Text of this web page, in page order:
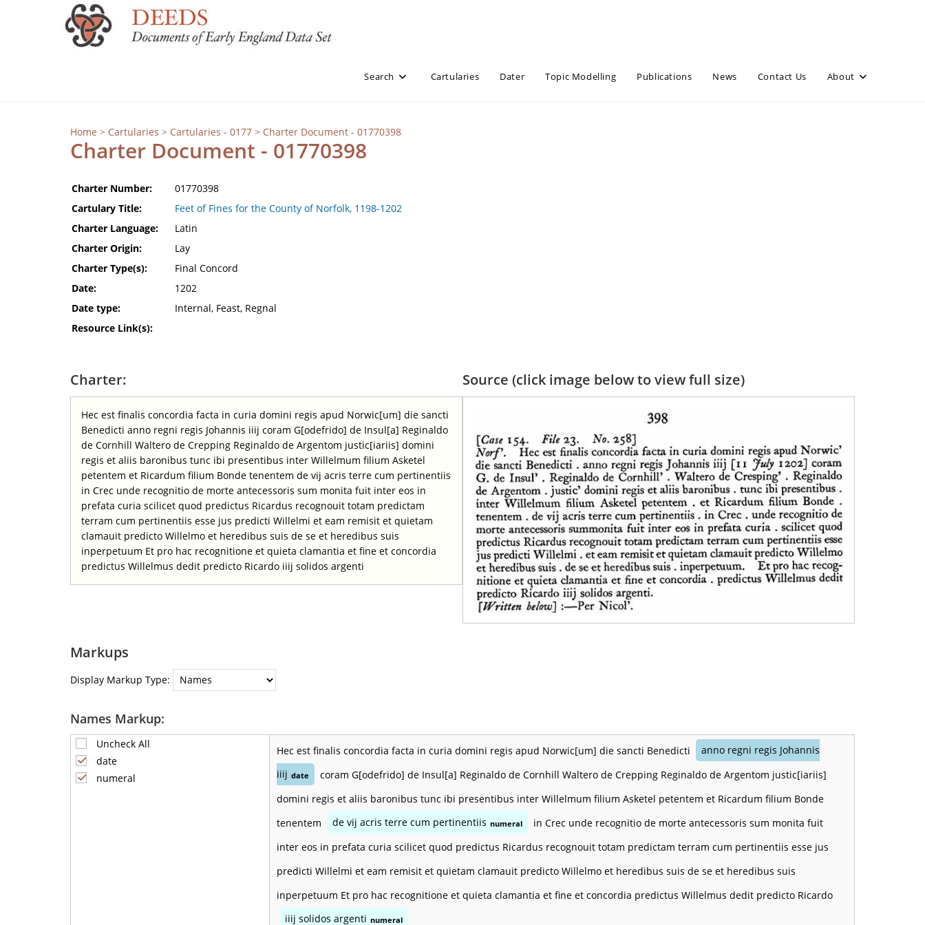
Search Cartularies Dater Topic Modelling Publications News Contact Us About
Home > Cartularies > Cartularies - 0177 > Charter Document - 01770398
Charter Document - 01770398
Charter Number:
01770398
Cartulary Title:
Feet of Fines for the County of Norfolk, 1198-1202
Charter Language:
Latin
Charter Origin:
Lay
Charter Type(s):
Final Concord
Date:
1202
Date type:
Internal, Feast, Regnal
Resource Link(s):
Charter:
Hec est finalis concordia facta in curia domini regis apud Norwic[um] die sancti
Benedicti anno regni regis Johannis iiij coram G[odefrido] de Insul[a] Reginaldo
de Cornhill Waltero de Crepping Reginaldo de Argentom justic[iariis] domini
regis et aliis baronibus tunc ibi presentibus inter Willelmum filium Asketel
petentem et Ricardum filium Bonde tenentem de vij acris terre cum pertinentiis
in Crec unde recognitio de morte antecessoris sum monita fuit inter eos in
prefata curia scilicet quod predictus Ricardus recognouit totam predictam
terram cum pertinentiis esse jus predicti Willelmi et eam remisit et quietam
clamauit predicto Willelmo et heredibus suis de se et heredibus suis
inperpetuum Et pro hac recognitione et quieta clamantia et fine et concordia
predictus Willelmus dedit predicto Ricardo iiij solidos argenti
Source (click image below to view full size)
Markups
Display Markup Type:
Names Markup:
Uncheck All
date
numeral
Hec est finalis concordia facta in curia domini regis apud Norwic[um] die sancti Benedicti
anno regni regis Johannis
iiij date
coram G[odefrido] de Insul[a] Reginaldo de Cornhill Waltero de Crepping Reginaldo de Argentom justic[iariis]
domini regis et aliis baronibus tunc ibi presentibus inter Willelmum filium Asketel petentem et Ricardum filium Bonde
tenentem
de vij acris terre cum pertinentiis numeral
in Crec unde recognitio de morte antecessoris sum monita fuit
inter eos in prefata curia scilicet quod predictus Ricardus recognouit totam predictam terram cum pertinentiis esse jus
predicti Willelmi et eam remisit et quietam clamauit predicto Willelmo et heredibus suis de se et heredibus suis
inperpetuum Et pro hac recognitione et quieta clamantia et fine et concordia predictus Willelmus dedit predicto Ricardo
iiij solidos argenti numeral